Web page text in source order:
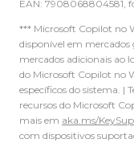
EAN: 7908068804581,
*** Microsoft Copilot no
disponível em mercados
mercados adicionais ao
do Microsoft Copilot no
específicos do sistema. |
recursos do Microsoft
mais em aka.ms/
com dispositivos